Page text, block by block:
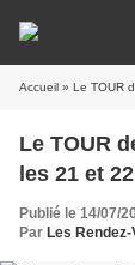
Accueil » Le TOUR
Le TOUR
les 21 et
Publié le 14/07/
Par Les